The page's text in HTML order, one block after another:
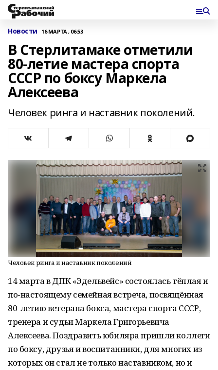
Новости 16 МАРТА , 06:53
В Стерлитамаке отметили
80-летие мастера спорта
СССР по боксу Маркела
Алексеева
Человек ринга и наставник поколений.
Человек ринга и наставник поколений
14 марта в ДПК «Эдельвейс» состоялась тёплая и
по-настоящему семейная встреча, посвящённая
80-летию ветерана бокса, мастера спорта СССР,
тренера и судьи Маркела Григорьевича
Алексеева. Поздравить юбиляра пришли коллеги
по боксу, друзья и воспитанники, для многих из
которых он стал не только наставником, но и